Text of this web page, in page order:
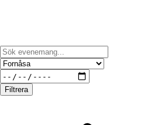
Filtrera